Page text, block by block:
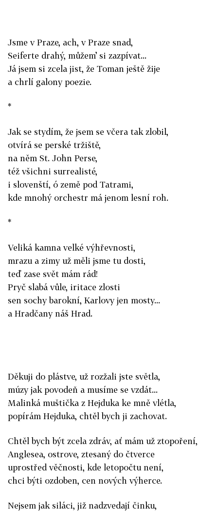
Jsme v Praze, ach, v Praze snad,
Seiferte drahý, můžem’ si zazpívat...
Já jsem si zcela jist, že Toman ještě žije
a chrlí galony poezie.
*
Jak se stydím, že jsem se včera tak zlobil,
otvírá se perské tržiště,
na něm St. John Perse,
též všichni surrealisté,
i slovenští, ó země pod Tatrami,
kde mnohý orchestr má jenom lesní roh.
*
Veliká kamna velké výhřevnosti,
mrazu a zimy už měli jsme tu dosti,
teď zase svět mám rád!
Pryč slabá vůle, iritace zlosti
sen sochy barokní, Karlovy jen mosty...
a Hradčany náš Hrad.
Děkuji do plástve, už rozžali jste světla,
múzy jak povodeň a musíme se vzdát...
Malinká muštička z Hejduka ke mně vlétla,
popírám Hejduka, chtěl bych ji zachovat.
Chtěl bych být zcela zdráv, ať mám už ztopoření,
Anglesea, ostrove, ztesaný do čtverce
uprostřed věčnosti, kde letopočtu není,
chci býti ozdoben, cen nových výherce.
Nejsem jak siláci, již nadzvedají činku,